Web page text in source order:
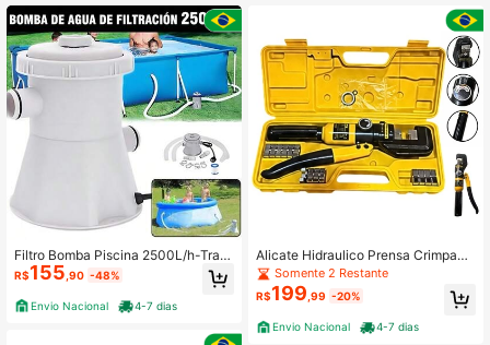
Filtro Bomba Piscina 2500L/h-Trato
Filtrante GEELE
R$155 ,90 -48%
Envio Nacional 4-7 dias
Alicate Hidraulico Prensa Crimpado
r De 4 A 70mm 6 Toneladas BOM36
48
Somente 2 Restante
R$199 ,99 -20%
Envio Nacional 4-7 dias